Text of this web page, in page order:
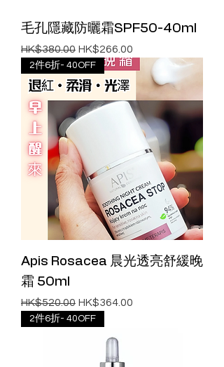
毛孔隱藏防曬霜SPF50-40ml
一般價格
HK$380.00 促銷價格
HK$266.00
2件6折- 40OFF
Apis Rosacea 晨光透亮舒緩晚
霜 50ml
一般價格
HK$520.00 促銷價格
HK$364.00
2件6折- 40OFF